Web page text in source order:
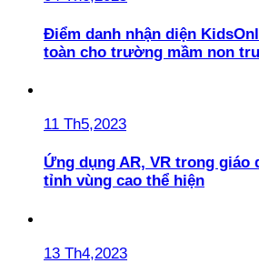
Điểm danh nhận diện
toàn cho trường mầm non
11 Th5,2023
Ứng dụng AR, VR trong giáo
tỉnh vùng cao thể hiện
13 Th4,2023